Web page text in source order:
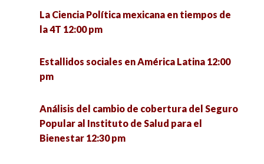
Repensar la inclusión desde los estudios
Jóvenes y participación política 4:00 pm
El quehacer de la Socioantropología desde la
licenciatura en Ciencias Sociales de la UACM.
Experiencias y debates 4:00 pm
estadounidense tras la elección presidencial de
2020 1:30 pm
Encuentro de investigadoras en formación UPN
– ENAH (MÉXICO) 1:30 pm
Conversatorio Interinstitucional de Vocaciones
Científicas Sociales: retos de la investigación y
la intervención en tiempos de pandemia 3:00 pm
La Ciencia Política mexicana en tiempos de
la 4T 12:00 pm
Estallidos sociales en América Latina 12:00
pm
Análisis del cambio de cobertura del Seguro
Popular al Instituto de Salud para el
Bienestar 12:30 pm